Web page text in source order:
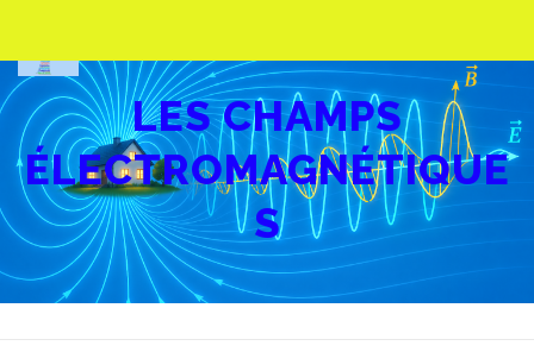
contenu
ACCUEIL SON HISTOIRE
LES CHAMPS ÉLECTROMAGNÉTIQUES
LES CHAMPS
ÉLECTROMAGNÉTIQUE
S